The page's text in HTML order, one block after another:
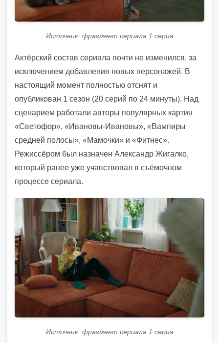
Источник: фрагмент сериала 1 серия
Актёрский состав сериала почти не изменился, за
исключением добавления новых персонажей. В
настоящий момент полностью отснят и
опубликован 1 сезон (20 серий по 24 минуты). Над
сценарием работали авторы популярных картин
«Светофор», «Ивановы-Ивановы», «Вампиры
средней полосы», «Мамочки» и «Фитнес».
Режиссёром был назначен Александр Жигалко,
который ранее уже учавствовал в съёмочном
процессе сериала.
Источник: фрагмент сериала 1 серия